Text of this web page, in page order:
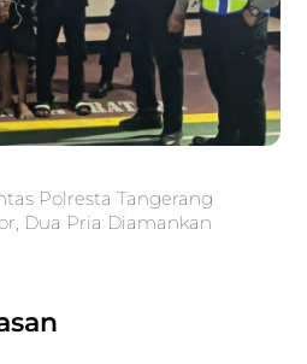
Polresta Tangerang
Dua Pria Diamankan